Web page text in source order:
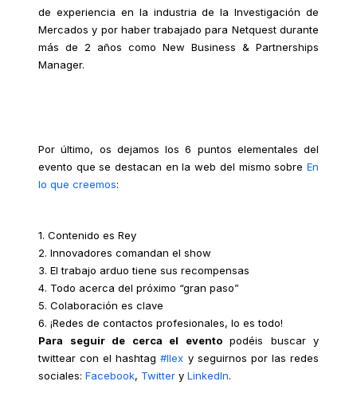
de experiencia en la industria de la Investigación de
Mercados y por haber trabajado para Netquest durante
más de 2 años como New Business & Partnerships
Manager.
Por último, os dejamos los 6 puntos elementales del
evento que se destacan en la web del mismo sobre En
lo que creemos:
1. Contenido es Rey
2. Innovadores comandan el show
3. El trabajo arduo tiene sus recompensas
4. Todo acerca del próximo “gran paso”
5. Colaboración es clave
6. ¡Redes de contactos profesionales, lo es todo!
Para seguir de cerca el eventopodéis buscar y
twittear con el hashtag#IIex y seguirnos por las redes
sociales: Facebook, Twitter y LinkedIn.